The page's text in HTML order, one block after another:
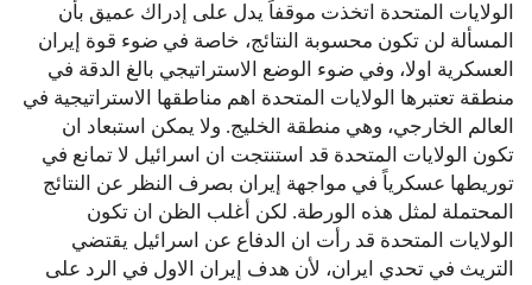
الولايات المتحدة اتخذت موقفاً يدل على إدراك عميق بأن
المسألة لن تكون محسوبة النتائج، خاصة في ضوء قوة إيران
العسكرية اولا، وفي ضوء الوضع الاستراتيجي بالغ الدقة في
منطقة تعتبرها الولايات المتحدة اهم مناطقها الاستراتيجية في
العالم الخارجي، وهي منطقة الخليج. ولا يمكن استبعاد ان
تكون الولايات المتحدة قد استنتجت ان اسرائيل لا تمانع في
توريطها عسكرياً في مواجهة إيران بصرف النظر عن النتائج
المحتملة لمثل هذه الورطة. لكن أغلب الظن ان تكون
الولايات المتحدة قد رأت ان الدفاع عن اسرائيل يقتضي
التريث في تحدي ايران، لأن هدف إيران الاول في الرد على